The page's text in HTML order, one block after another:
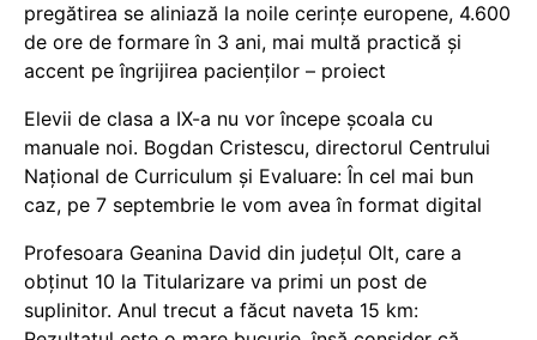
pregătirea se aliniază la noile cerințe europene, 4.600
de ore de formare în 3 ani, mai multă practică și
accent pe îngrijirea pacienților – proiect
Elevii de clasa a IX-a nu vor începe școala cu
manuale noi. Bogdan Cristescu, directorul Centrului
Național de Curriculum și Evaluare: În cel mai bun
caz, pe 7 septembrie le vom avea în format digital
Profesoara Geanina David din județul Olt, care a
obținut 10 la Titularizare va primi un post de
suplinitor. Anul trecut a făcut naveta 15 km: